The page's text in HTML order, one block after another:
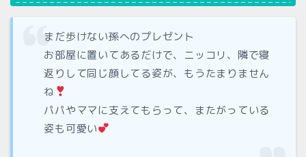
まだ歩けない孫へのプレゼント
お部屋に置いてあるだけで、ニッコリ、隣で寝
返りして同じ顔してる姿が、もうたまりません
ね
パパやママに支えてもらって、またがっている
姿も可愛い